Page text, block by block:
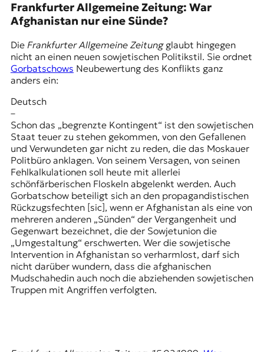
Frankfurter Allgemeine Zeitung: War
Afghanistan nur eine Sünde?
Die Frankfurter Allgemeine Zeitungglaubt hingegen
nicht an einen neuen sowjetischen Politikstil. Sie ordnet
Gorbatschows Neubewertung des Konflikts ganz
anders ein:
Deutsch
–
Schon das „begrenzte Kontingent“ ist den sowjetischen
Staat teuer zu stehen gekommen, von den Gefallenen
und Verwundeten gar nicht zu reden, die das Moskauer
Politbüro anklagen. Von seinem Versagen, von seinen
Fehlkalkulationen soll heute mit allerlei
schönfärberischen Floskeln abgelenkt werden. Auch
Gorbatschow beteiligt sich an den propagandistischen
Rückzugsfechten [sic], wenn er Afghanistan als eine von
mehreren anderen „Sünden“ der Vergangenheit und
Gegenwart bezeichnet, die der Sowjetunion die
„Umgestaltung“ erschwerten. Wer die sowjetische
Intervention in Afghanistan so verharmlost, darf sich
nicht darüber wundern, dass die afghanischen
Mudschahedin auch noch die abziehenden sowjetischen
Truppen mit Angriffen verfolgten.